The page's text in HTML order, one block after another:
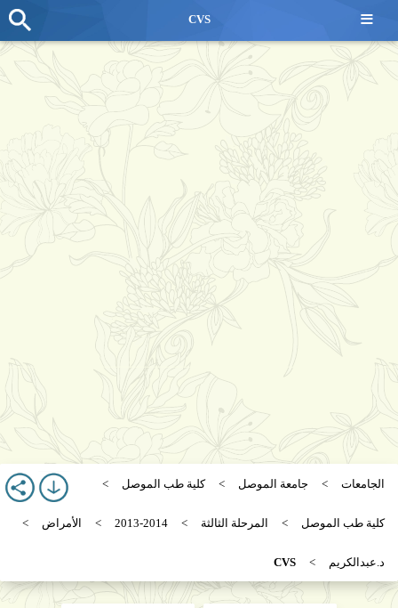
الجامعات جامعة الموصل كلية طب الموصل
كلية طب الموصل المرحلة الثالثة 2013-2014 الأمراض
د.عبدالكريم CVS
≡
CVS